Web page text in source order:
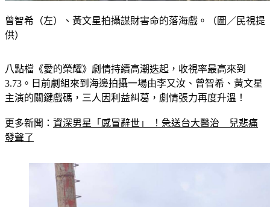
曾智希（左）、黃文星拍攝謀財害命的落海戲。（圖／民視提
供）
八點檔《愛的榮耀》劇情持續高潮迭起，收視率最高來到
3.73。日前劇組來到海邊拍攝一場由李又汝、曾智希、黃文星
主演的關鍵戲碼，三人因利益糾葛，劇情張力再度升溫！
更多新聞： 資深男星「感冒辭世」 ！急送台大醫治　兒悲痛
發聲了